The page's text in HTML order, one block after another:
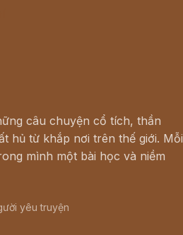
câu chuyện cổ tích, thần
hủ từ khắp nơi trên thế giới. Mỗi
mình một bài học và niềm
yêu truyện